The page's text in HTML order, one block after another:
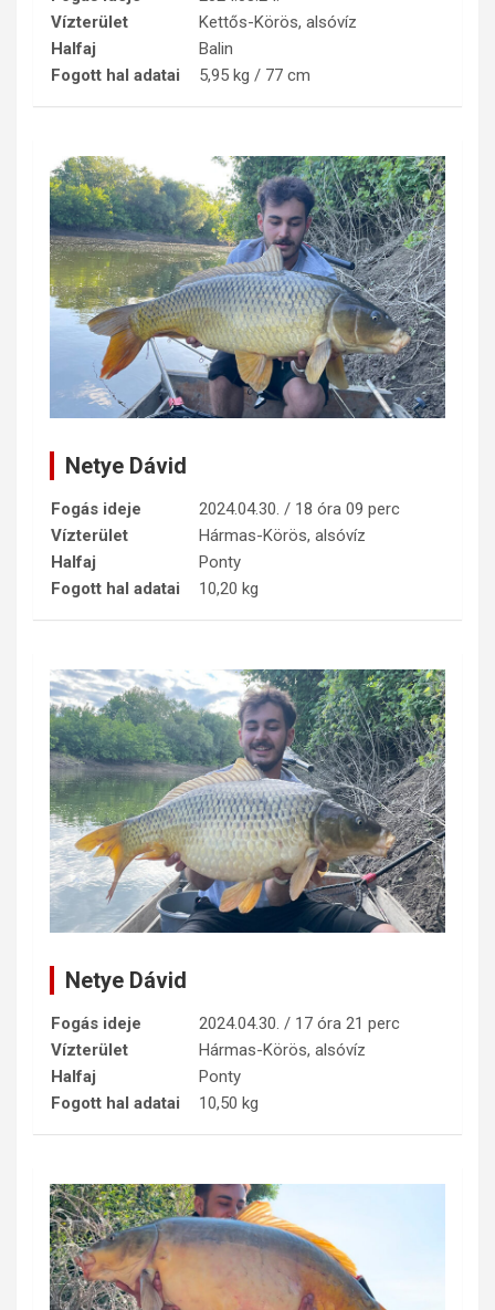
Vízterület
Kettős-Körös, alsóvíz
Halfaj
Balin
Fogott hal adatai
5,95 kg / 77 cm
Netye Dávid
Fogás ideje
2024.04.30. / 18 óra 09 perc
Vízterület
Hármas-Körös, alsóvíz
Halfaj
Ponty
Fogott hal adatai
10,20 kg
Netye Dávid
Fogás ideje
2024.04.30. / 17 óra 21 perc
Vízterület
Hármas-Körös, alsóvíz
Halfaj
Ponty
Fogott hal adatai
10,50 kg